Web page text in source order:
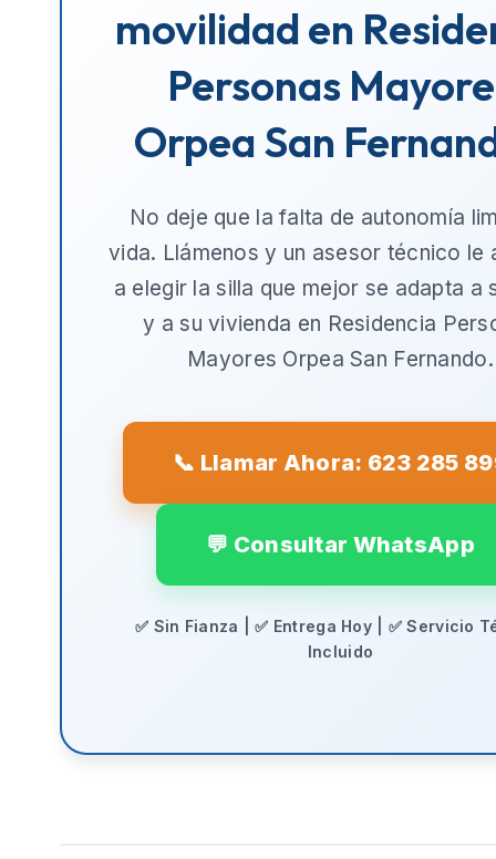
movilidad en
Personas
Orpea San
No deje que la falta de autonomía
vida. Llámenos y un asesor técnico le
a elegir la silla que mejor se adapta a
y a su vivienda en Residencia
Mayores Orpea San Fernando.
📞 Llamar Ahora: 623 285
💬 Consultar WhatsApp
✅ Sin Fianza | ✅ Entrega Hoy | ✅ Servicio
Incluido